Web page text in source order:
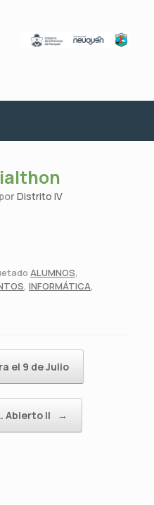
porDistrito IV
ALUMNOS,
, INFORMÁTICA,
el 9 de Julio
Abierto II →